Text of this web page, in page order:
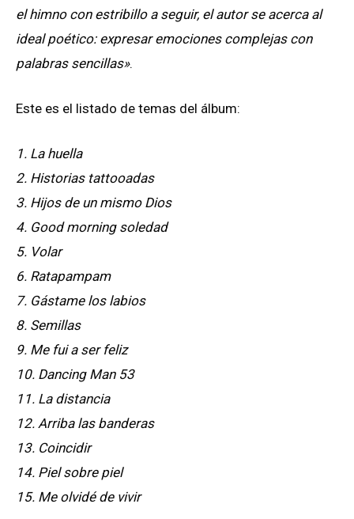
el himno con estribillo a seguir, el autor se acerca al
ideal poético: expresar emociones complejas con
palabras sencillas».
Este es el listado de temas del álbum:
1. La huella
2. Historias tattooadas
3. Hijos de un mismo Dios
4. Good morning soledad
5. Volar
6. Ratapampam
7. Gástame los labios
8. Semillas
9. Me fui a ser feliz
10. Dancing Man 53
11. La distancia
12. Arriba las banderas
13. Coincidir
14. Piel sobre piel
15. Me olvidé de vivir